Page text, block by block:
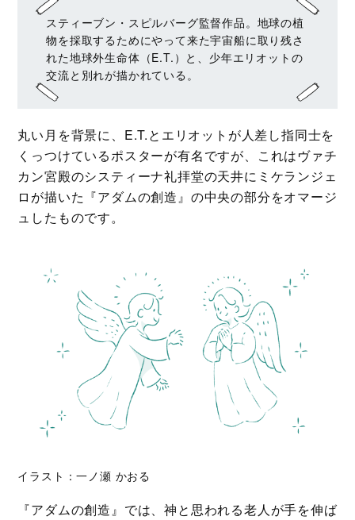
スティーブン・スピルバーグ監督作品。地球の植
物を採取するためにやって来た宇宙船に取り残さ
れた地球外生命体（E.T.）と、少年エリオットの
交流と別れが描かれている。
丸い月を背景に、E.T.とエリオットが人差し指同士を
くっつけているポスターが有名ですが、これはヴァチ
カン宮殿のシスティーナ礼拝堂の天井にミケランジェ
ロが描いた『アダムの創造』の中央の部分をオマージ
ュしたものです。
イラスト：一ノ瀬 かおる
『アダムの創造』では、神と思われる老人が手を伸ば